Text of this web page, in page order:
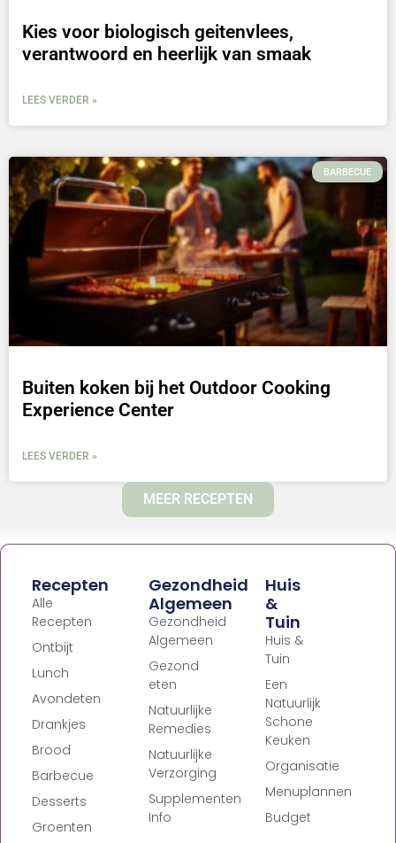
Kies voor biologisch geitenvlees,
verantwoord en heerlijk van smaak
LEES VERDER »
BARBECUE
Buiten koken bij het Outdoor Cooking
Experience Center
LEES VERDER »
MEER RECEPTEN
Recepten
Alle
Recepten
Ontbijt
Lunch
Avondeten
Drankjes
Brood
Barbecue
Desserts
Groenten
Gezondheid
Algemeen
Gezondheid
Algemeen
Gezond
eten
Natuurlijke
Remedies
Natuurlijke
Verzorging
Supplementen
Info
Huis
&
Tuin
Huis &
Tuin
Een
Natuurlijk
Schone
Keuken
Organisatie
Menuplannen
Budget